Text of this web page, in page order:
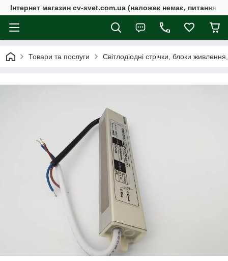
Інтернет магазин cv-svet.com.ua (наложек немає, питання у
Товари та послуги Світлодіодні стрічки, блоки